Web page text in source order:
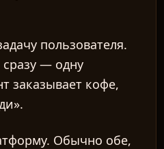
пользователя.
— одну
заказывает кофе,
Обычно обе,